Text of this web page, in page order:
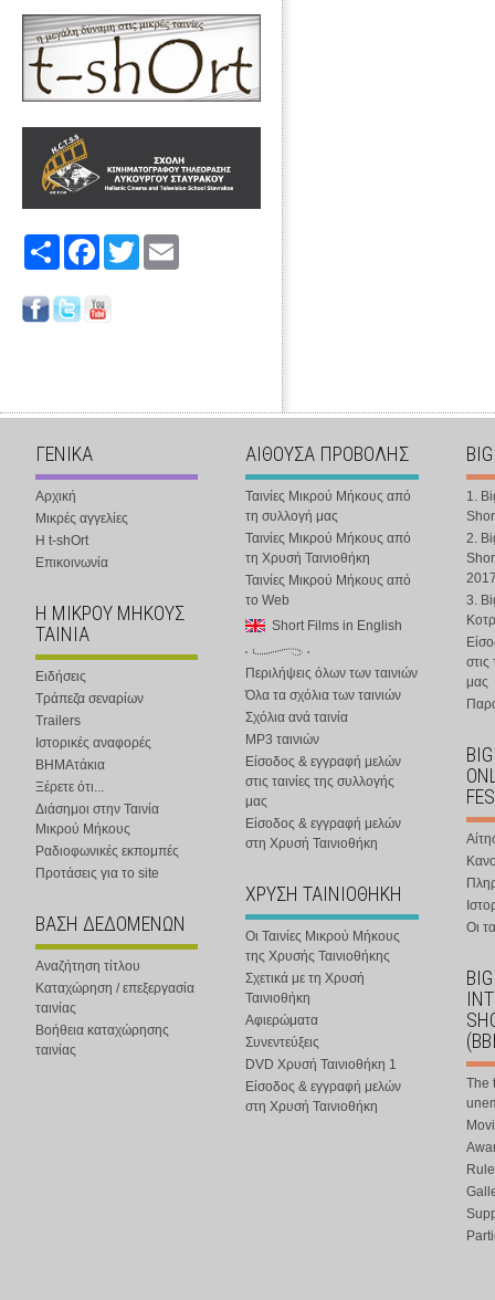
Share FacebookTwitter
ΓΕΝΙΚΑ
Αρχική
Μικρές αγγελίες
Η t-shOrt
Επικοινωνία
Η ΜΙΚΡΟΥ ΜΗΚΟΥΣ
ΤΑΙΝΙΑ
Ειδήσεις
Τράπεζα σεναρίων
Trailers
Ιστορικές αναφορές
ΒΗΜΑτάκια
Ξέρετε ότι...
Διάσημοι στην Ταινία
Μικρού Μήκους
Ραδιοφωνικές εκπομπές
Προτάσεις για το site
ΒΑΣΗ ΔΕΔΟΜΕΝΩΝ
Αναζήτηση τίτλου
Καταχώρηση / επεξεργασία
ταινίας
Βοήθεια καταχώρησης
ταινίας
ΑΙΘΟΥΣΑ ΠΡΟΒΟΛΗΣ
Ταινίες Μικρού Μήκους από
τη συλλογή μας
Ταινίες Μικρού Μήκους από
τη Χρυσή Ταινιοθήκη
Ταινίες Μικρού Μήκους από
το Web
Short Films in English
Περιλήψεις όλων των ταινιών
Όλα τα σχόλια των ταινιών
Σχόλια ανά ταινία
MP3 ταινιών
Είσοδος & εγγραφή μελών
στις ταινίες της συλλογής
μας
Είσοδος & εγγραφή μελών
στη Χρυσή Ταινιοθήκη
ΧΡΥΣΗ ΤΑΙΝΙΟΘΗΚΗ
Οι Ταινίες Μικρού Μήκους
της Χρυσής Ταινιοθήκης
Σχετικά με τη Χρυσή
Ταινιοθήκη
Αφιερώματα
Συνεντεύξεις
DVD Χρυσή Ταινιοθήκη 1
Είσοδος & εγγραφή μελών
στη Χρυσή Ταινιοθήκη
1.
2.
3.
στις
μας
Οι
The